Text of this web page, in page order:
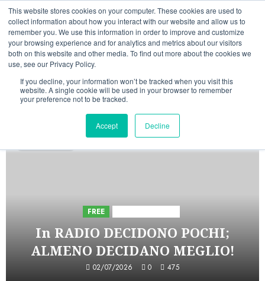
This website stores cookies on your computer. These cookies are used to
collect information about how you interact with our website and allow us to
remember you. We use this information in order to improve and customize
your browsing experience and for analytics and metrics about our visitors
both on this website and other media. To find out more about the cookies we
use, see our Privacy Policy.
If you decline, your information won’t be tracked when you visit this
website. A single cookie will be used in your browser to remember
your preference not to be tracked.
Accept Decline
Vai
contenuto
09/08/202622:33:36
LinkedinFacebook
X TelegramWhatsappMastodon
INIZIATIVE ASTORRI
FREE
In RADIO DECIDONO POCHI;
ALMENO DECIDANO MEGLIO!
02/07/2026 0 475